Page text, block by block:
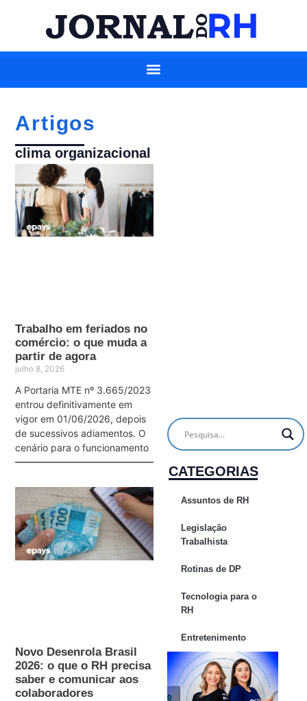
Artigos
clima organizacional
Trabalho em feriados no
comércio: o que muda a
partir de agora
julho 8, 2026
A Portaria MTE nº 3.665/2023
entrou definitivamente em
vigor em 01/06/2026, depois
de sucessivos adiamentos. O
cenário para o funcionamento
Novo Desenrola Brasil
2026: o que o RH precisa
saber e comunicar aos
colaboradores
CATEGORIAS
Assuntos de RH
Legislação
Trabalhista
Rotinas de DP
Tecnologia para o
RH
Entretenimento